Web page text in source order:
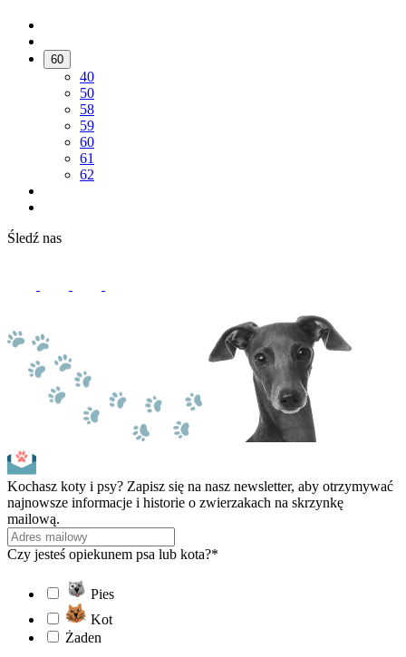
60
40
50
58
59
60
61
62
Śledź nas
Kochasz koty i psy? Zapisz się na nasz newsletter, aby otrzymywać
najnowsze informacje i historie o zwierzakach na skrzynkę
mailową.
Czy jesteś opiekunem psa lub kota?*
Pies
Kot
Żaden